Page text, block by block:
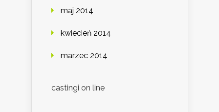
maj 2014
kwiecień 2014
marzec 2014
castingi on line